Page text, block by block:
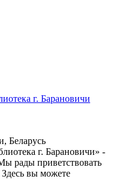
г. Барановичи
Беларусь
г. Барановичи» -
рады приветствовать
вы можете